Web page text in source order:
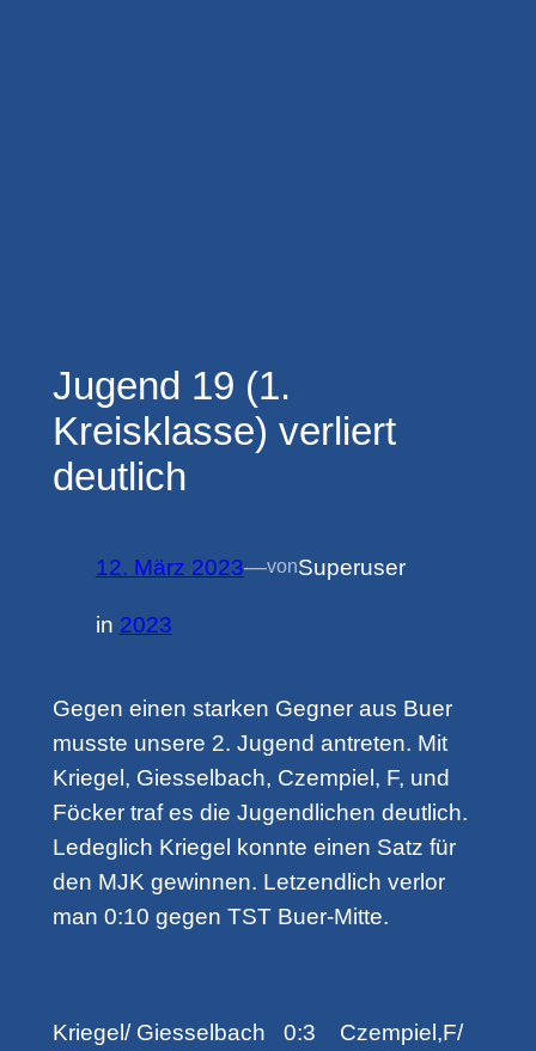
Jugend 19 (1.
Kreisklasse) verliert
deutlich
12. März 2023—vonSuperuser
in 2023
Gegen einen starken Gegner aus Buer
musste unsere 2. Jugend antreten. Mit
Kriegel, Giesselbach, Czempiel, F, und
Föcker traf es die Jugendlichen deutlich.
Ledeglich Kriegel konnte einen Satz für
den MJK gewinnen. Letzendlich verlor
man 0:10 gegen TST Buer-Mitte.
Kriegel/ Giesselbach 0:3 Czempiel,F/